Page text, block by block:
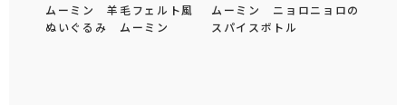
ムーミン 羊毛フェルト風
ぬいぐるみ ムーミン
ムーミン ニョロニョロの
スパイスボトル